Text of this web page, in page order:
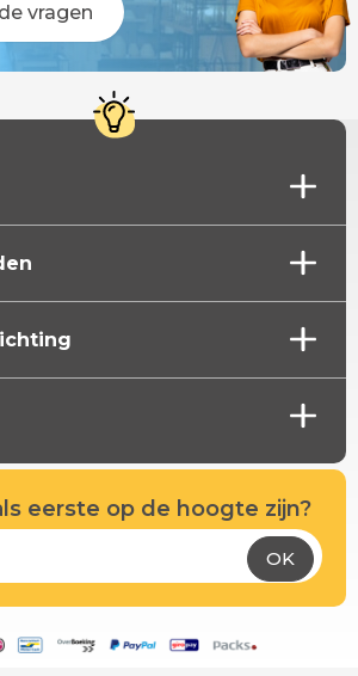
vragen
eerste op de hoogte zijn?
OK